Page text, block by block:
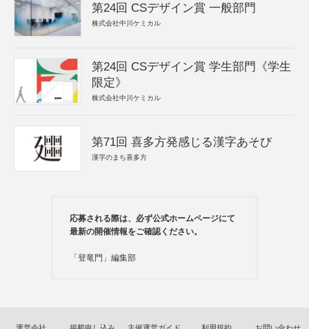
第24回 CSデザイン賞 一般部門
株式会社中川ケミカル
第24回 CSデザイン賞 学生部門《学生
限定》
株式会社中川ケミカル
第71回 喜多方発感じる漢字あそび
漢字のまち喜多方
応募される際は、必ず公式ホームページにて
最新の開催情報をご確認ください。
「登竜門」編集部